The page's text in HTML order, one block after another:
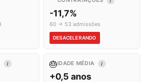
-11,7%
60 → 53 admissões
DESACELERANDO
I 🎂IDADE MÉDIA I
+0,5 anos